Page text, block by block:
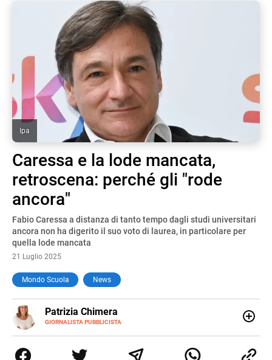
Ipa
Caressa e la lode mancata,
retroscena: perché gli "rode
ancora"
Fabio Caressa a distanza di tanto tempo dagli studi universitari
ancora non ha digerito il suo voto di laurea, in particolare per
quella lode mancata
21 Luglio 2025
Mondo Scuola News
Patrizia Chimera
GIORNALISTA PUBBLICISTA
E-
MAIL
LINKEDIN
collaborato con grandi gruppi editoriali e agenzie di